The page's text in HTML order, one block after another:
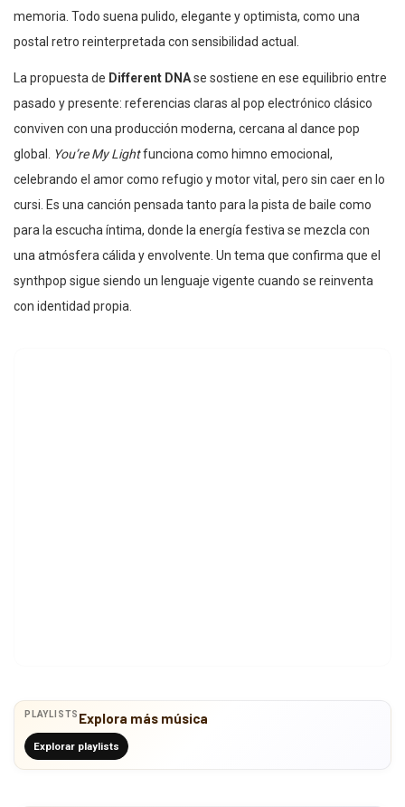
memoria. Todo suena pulido, elegante y optimista, como una
postal retro reinterpretada con sensibilidad actual.
La propuesta de Different DNAse sostiene en ese equilibrio entre
pasado y presente: referencias claras al pop electrónico clásico
conviven con una producción moderna, cercana al dance pop
global.
You’re My Lightfunciona como himno emocional,
celebrando el amor como refugio y motor vital, pero sin caer en lo
cursi. Es una canción pensada tanto para la pista de baile como
para la escucha íntima, donde la energía festiva se mezcla con
una atmósfera cálida y envolvente. Un tema que confirma que el
synthpop sigue siendo un lenguaje vigente cuando se reinventa
con identidad propia.
PLAYLISTS Explora más música
Explorar playlists